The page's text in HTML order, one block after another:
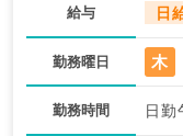
給与 日
勤務曜日 木
勤務時間 日